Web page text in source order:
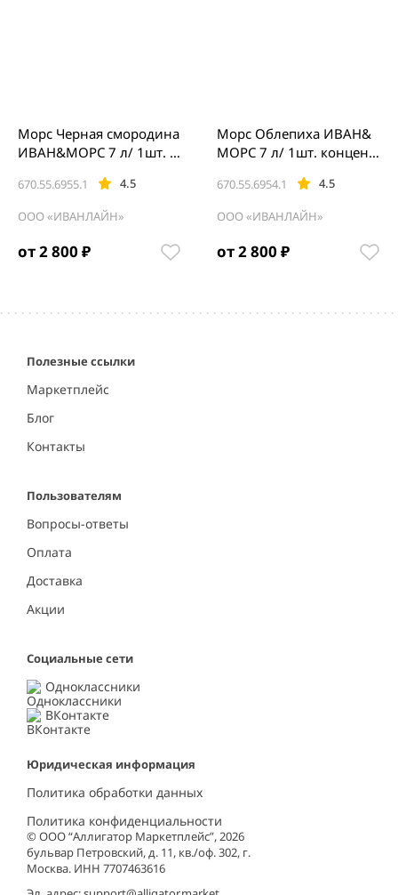
от 2 800 ₽
670.55.6955.1 4.5
Морс Черная смородина
ИВАН&МОРС 7 л/ 1шт. к
ООО «ИВАНЛАЙН»
от 2 800 ₽
670.55.6954.1 4.5
Морс Облепиха ИВАН&
МОРС 7 л/ 1шт. концент
ООО «ИВАНЛАЙН»
5
Полезные ссылки
Маркетплейс
Блог
Контакты
Пользователям
Вопросы-ответы
Оплата
Доставка
Акции
Социальные сети
Одноклассники
ВКонтакте
Юридическая информация
Политика обработки данных
Политика конфиденциальности
© ООО “Аллигатор Маркетплейс”, 2026
бульвар Петровский, д. 11, кв./оф. 302, г.
Москва. ИНН 7707463616